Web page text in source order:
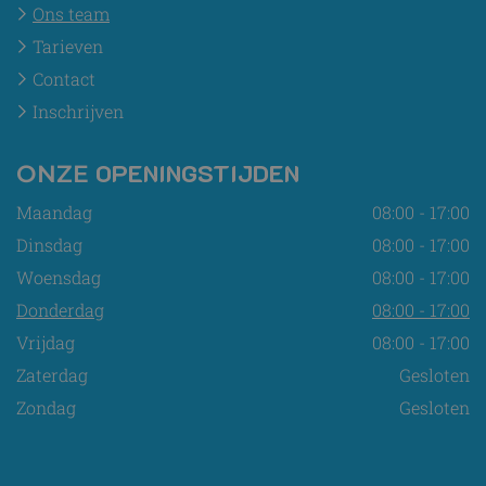
Ons team
Tarieven
Contact
Inschrijven
ONZE OPENINGSTIJDEN
Maandag
08:00 - 17:00
Dinsdag
08:00 - 17:00
Woensdag
08:00 - 17:00
Donderdag
08:00 - 17:00
Vrijdag
08:00 - 17:00
Zaterdag
Gesloten
Zondag
Gesloten